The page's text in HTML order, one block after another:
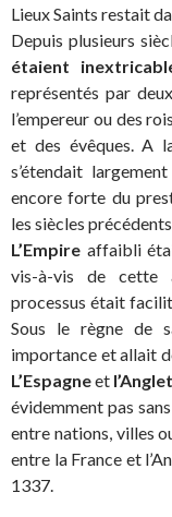
Lieux Saints restait
Depuis plusieurs
étaient
représentés par
l’empereur ou des
et des évêques. A
s’étendait
encore forte du
les siècles
L’Empire affaibli
vis-à-vis de cette
processus était
Sous le règne de
importance et allait
L’Espagneet
évidemment pas
entre nations, villes
entre la France et
1337.